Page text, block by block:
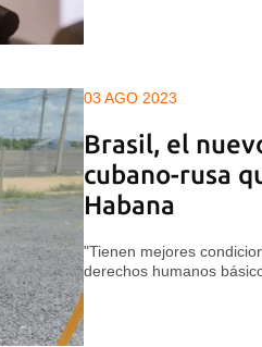
03 AGO 2023
Brasil, el
cubano-rusa
Habana
"Tienen mejores
derechos humanos